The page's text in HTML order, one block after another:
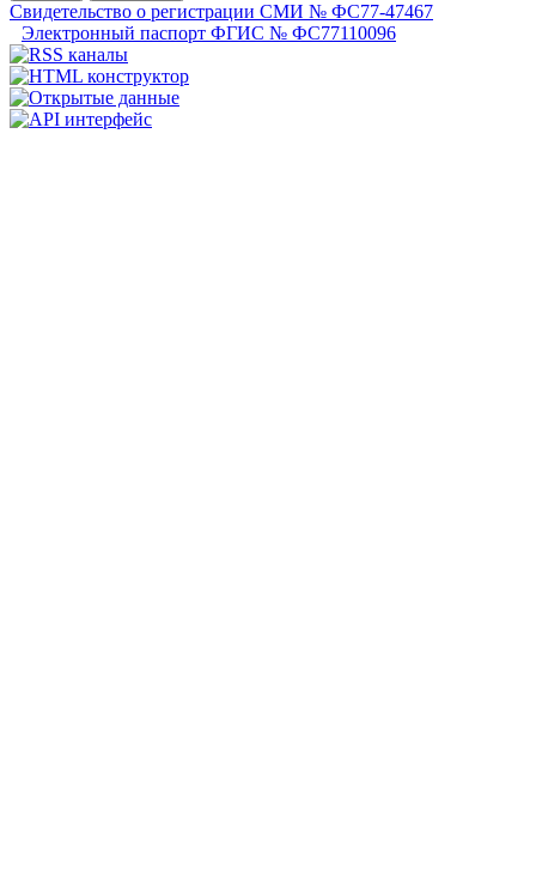
Свидетельство о регистрации СМИ № ФС77-47467
Электронный паспорт ФГИС № ФС77110096